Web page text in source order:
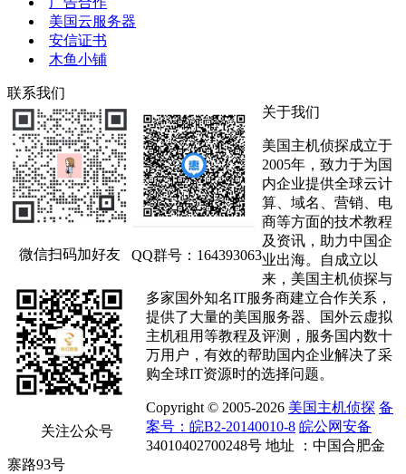
美国云服务器
安信证书
木鱼小铺
联系我们
微信扫码加好友 QQ群号：164393063
关注公众号
关于我们
美国主机侦探成立于
2005年，致力于为国
内企业提供全球云计
算、域名、营销、电
商等方面的技术教程
及资讯，助力中国企
业出海。自成立以
来，美国主机侦探与
多家国外知名IT服务商建立合作关系，
提供了大量的美国服务器、国外云虚拟
主机租用等教程及评测，服务国内数十
万用户，有效的帮助国内企业解决了采
购全球IT资源时的选择问题。
Copyright © 2005-2026 美国主机侦探 备
案号：皖B2-20140010-8 皖公网安备
34010402700248号 地址 ：中国合肥金
寨路93号